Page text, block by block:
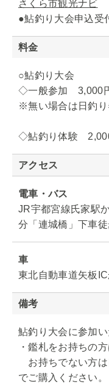
さくら市観光ナビ
●鮎釣り大会申込
料金
○鮎釣り大会
◇一般参加 3,000円
※無い場合は日釣り
◇鮎釣り体験
アクセス
電車・バス
JR宇都宮線氏家駅
分「連城橋」下車
車
東北自動車道矢板
備考
鮎釣り大会に参加
・鑑札をお持ちの
お持ちでない方は
でご購入ください。